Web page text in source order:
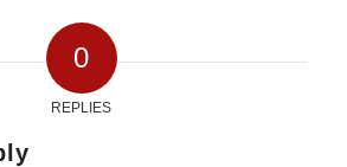
0
REPLIES